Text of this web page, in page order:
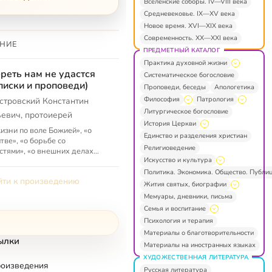
нам не удастся
и проповеди)
Константин
протоиерей
по воле Божией», «о
«о борьбе со
«о внешних делах
«...
к произведению
Средневековье. IX—XV века
Новое время. XVI—XIX века
Современность. XX—XXI века
ПРЕДМЕТНЫЙ КАТАЛОГ
Практика духовной жизни
Систематическое богословие
Проповеди, беседы
Апологетика
Философия
Патрология
Литургическое богословие
История Церкви
Единство и разделения христиан
Религиоведение
Искусство и культура
Политика. Экономика. Общество.
Жития святых, биографии
Мемуары, дневники, письма
Семья и воспитание
Психология и терапия
Материалы о благотворительности
Материалы на иностранных языках
ХУДОЖЕСТВЕННАЯ ЛИТЕРАТУРА
Русская литература